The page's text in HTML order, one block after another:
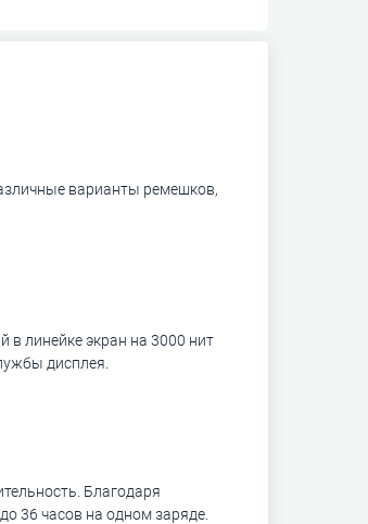
варианты ремешков,
в линейке экран на 3000 нит
дисплея.
Благодаря
36 часов на одном заряде.